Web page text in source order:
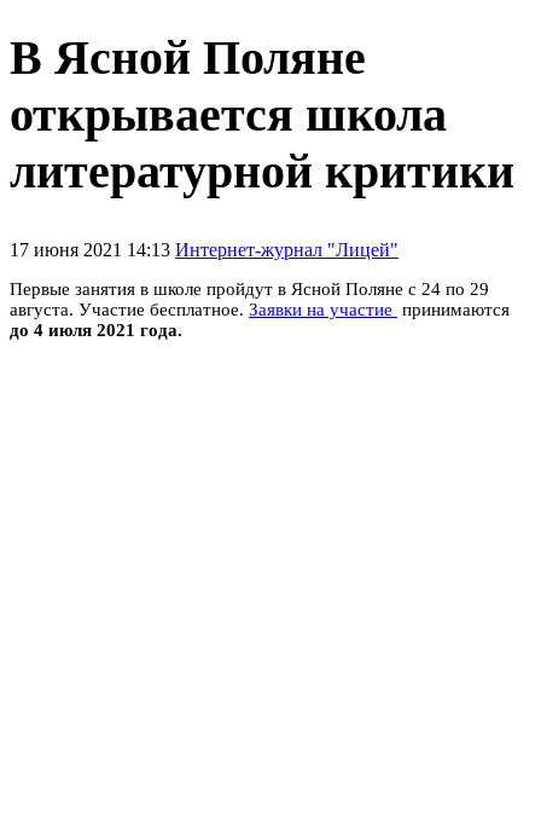
В Ясной Поляне
открывается школа
литературной критики
17 июня 2021 14:13 Интернет-журнал "Лицей"
Первые занятия в школе пройдут в Ясной Поляне с 24 по 29
августа. Участие бесплатное. Заявки на участие принимаются
до 4 июля 2021 года.